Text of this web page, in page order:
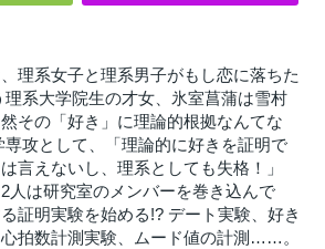
理系女子と理系男子がもし恋に落ちた
理系大学院生の才女、氷室菖蒲は雪村
その「好き」に理論的根拠なんてな
攻として、「理論的に好きを証明で
言えないし、理系としても失格！」
人は研究室のメンバーを巻き込んで
証明実験を始める!? デート実験、好き
拍数計測実験、ムード値の計測……。